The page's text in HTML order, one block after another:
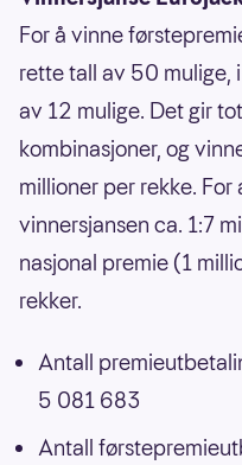
For å vinne
rette tall av 50 mulige,
av 12 mulige. Det gir
kombinasjoner, og
millioner per rekke.
vinnersjansen ca. 1:7
nasjonal premie (1
rekker.
Antall
5 081 683
Antall